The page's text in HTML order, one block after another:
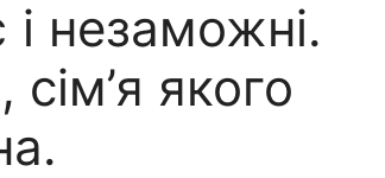
незаможні.
якого